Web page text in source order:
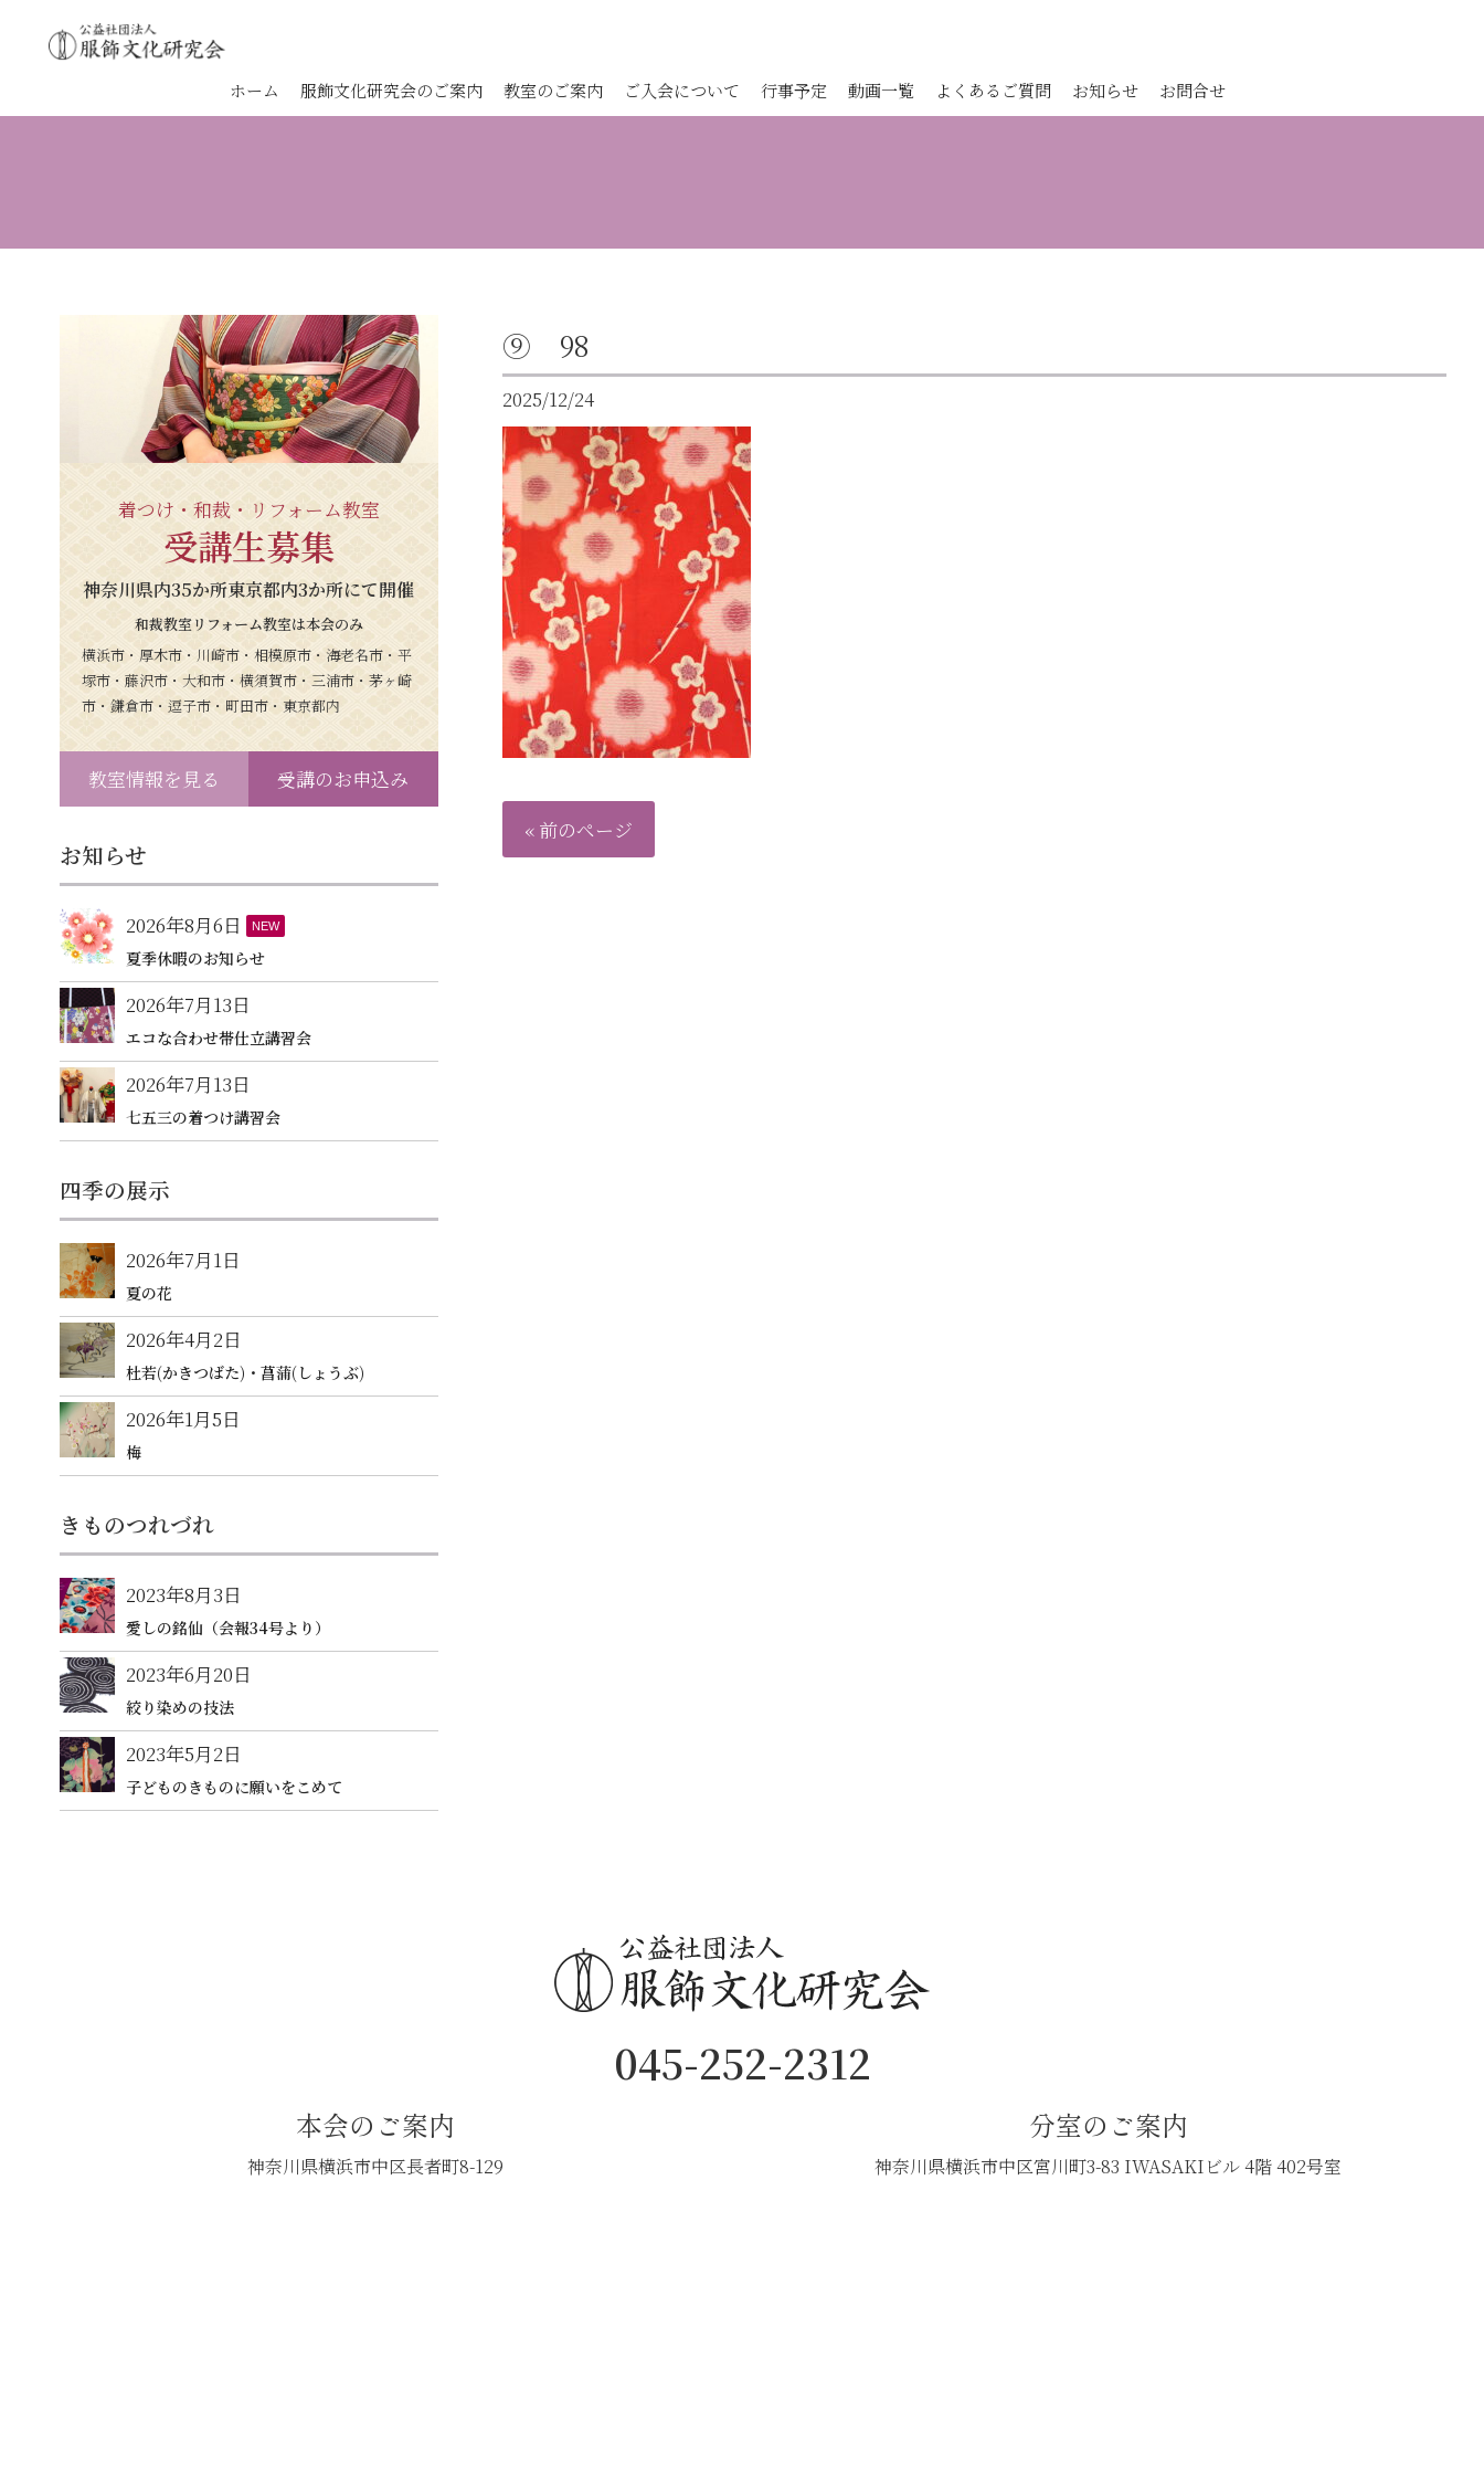
ホーム 服飾文化研究会のご案内 教室のご案内 ご入会について 行事予定 動画一覧 よくあるご質問 お知らせ お問合せ
⑨ 98
2025/12/24
« 前のページ
着つけ・和裁・リフォーム教室
受講生募集
神奈川県内35か所東京都内3か所にて開催
和裁教室リフォーム教室は本会のみ
横浜市・厚木市・川崎市・相模原市・海老名市・平
塚市・藤沢市・大和市・横須賀市・三浦市・茅ヶ崎
市・鎌倉市・逗子市・町田市・東京都内
教室情報を見る 受講のお申込み
お知らせ
2026年8月6日 NEW
夏季休暇のお知らせ
2026年7月13日
エコな合わせ帯仕立講習会
2026年7月13日
七五三の着つけ講習会
四季の展示
2026年7月1日
夏の花
2026年4月2日
杜若(かきつばた)・菖蒲(しょうぶ)
2026年1月5日
梅
きものつれづれ
2023年8月3日
愛しの銘仙（会報34号より）
2023年6月20日
絞り染めの技法
2023年5月2日
子どものきものに願いをこめて
045-252-2312
本会のご案内
神奈川県横浜市中区長者町8-129
分室のご案内
神奈川県横浜市中区宮川町3-83 IWASAKIビル 4階 402号室